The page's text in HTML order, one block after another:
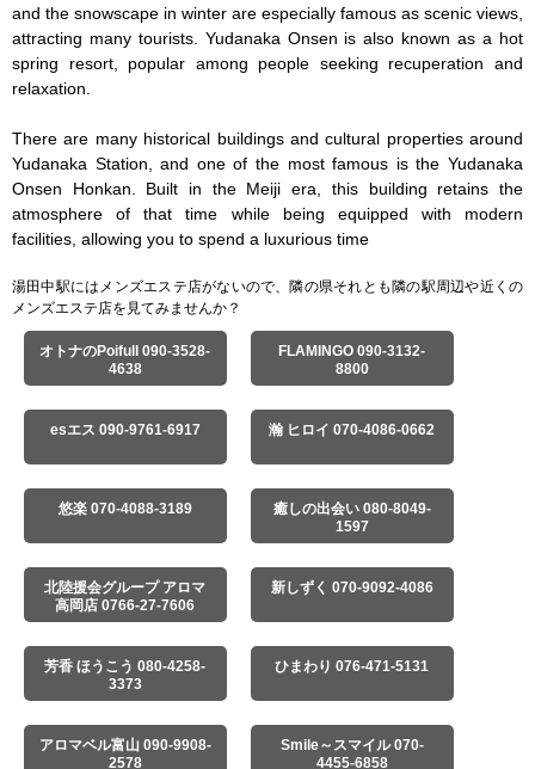
and the snowscape in winter are especially famous as scenic views,
attracting many tourists. Yudanaka Onsen is also known as a hot
spring resort, popular among people seeking recuperation and
relaxation.
There are many historical buildings and cultural properties around
Yudanaka Station, and one of the most famous is the Yudanaka
Onsen Honkan. Built in the Meiji era, this building retains the
atmosphere of that time while being equipped with modern
facilities, allowing you to spend a luxurious time
湯田中駅にはメンズエステ店がないので、隣の県それとも隣の駅周辺や近くの
メンズエステ店を見てみませんか？
オトナのPoifull 090-3528-
4638
FLAMINGO 090-3132-
8800
esエス 090-9761-6917 瀚 ヒロイ 070-4086-0662
悠楽 070-4088-3189
癒しの出会い 080-8049-
1597
北陸援会グループ アロマ
高岡店 0766-27-7606
新しずく 070-9092-4086
芳香 ほうこう 080-4258-
3373
ひまわり 076-471-5131
アロマベル富山 090-9908-
2578
Smile～スマイル 070-
4455-6858